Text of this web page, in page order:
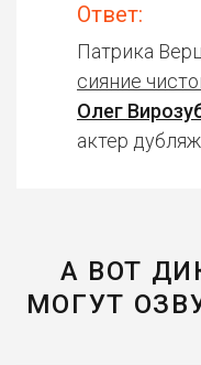
Ответ:
Патрика
сияние
Олег
актер
А ВОТ
МОГУТ